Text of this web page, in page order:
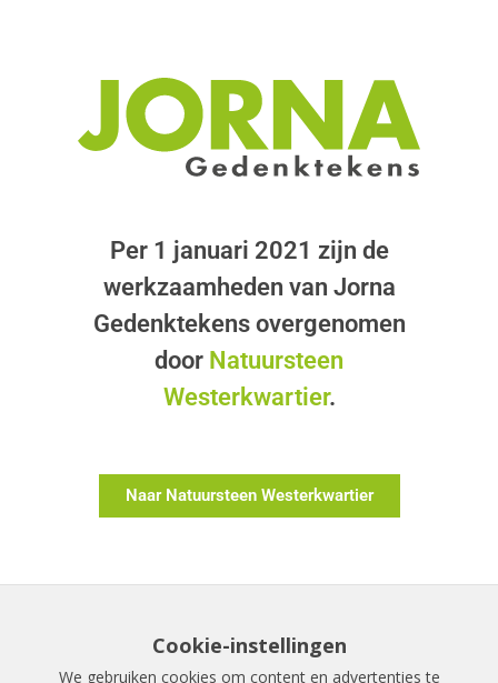
Per 1 januari 2021 zijn de
werkzaamheden van Jorna
Gedenktekens overgenomen
door Natuursteen
Westerkwartier.
Naar Natuursteen Westerkwartier
Cookie-instellingen
We gebruiken cookies om content en advertenties te